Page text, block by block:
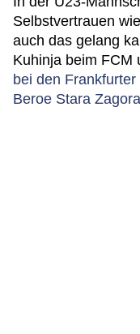
Selbstvertrauen
auch das gelang
Kuhinja beim FCM
bei den
Beroe Stara Zagora